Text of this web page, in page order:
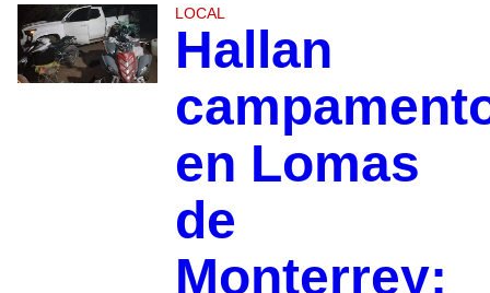
LOCAL
Hallan
en Lomas
de
Monterrey;